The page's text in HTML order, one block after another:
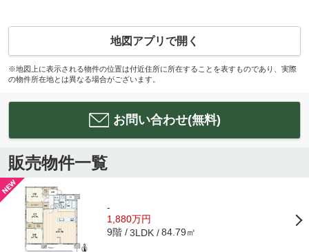
地図アプリで開く
※地図上に表示される物件の位置は付近住所に所在することを表すものであり、実際
の物件所在地とは異なる場合がございます。
お問い合わせ(無料)
販売物件一覧
-
1,880万円
9階 3LDK 84.79㎡